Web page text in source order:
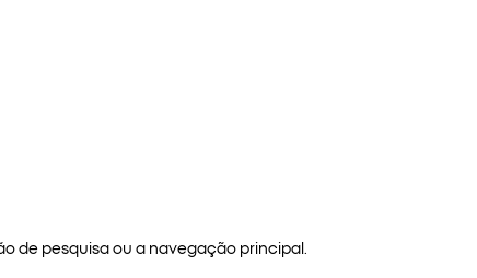
de pesquisa ou a navegação principal.